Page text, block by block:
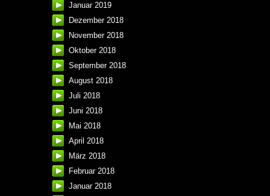
Januar 2019
Dezember 2018
November 2018
Oktober 2018
September 2018
August 2018
Juli 2018
Juni 2018
Mai 2018
April 2018
März 2018
Februar 2018
Januar 2018